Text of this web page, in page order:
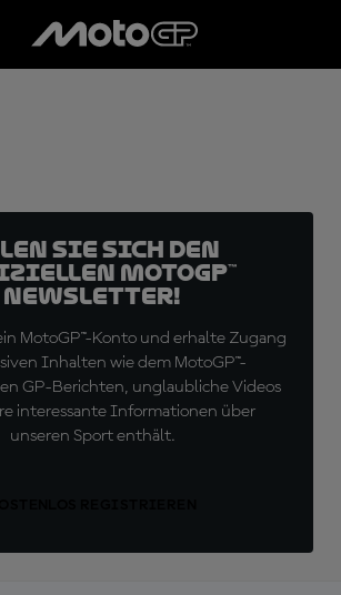
Sie sich den
MotoGP™
Newsletter!
MotoGP™-Konto und erhalte Zugang
Inhalten wie dem MotoGP™-
GP-Berichten, unglaubliche Videos
interessante Informationen über
unseren Sport enthält.